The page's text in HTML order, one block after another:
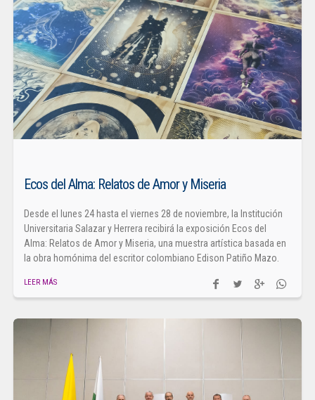
Ecos del Alma: Relatos de Amor y Miseria
Desde el lunes 24 hasta el viernes 28 de noviembre, la Institución
Universitaria Salazar y Herrera recibirá la exposición Ecos del
Alma: Relatos de Amor y Miseria, una muestra artística basada en
la obra homónima del escritor colombiano Edison Patiño Mazo.
LEER MÁS